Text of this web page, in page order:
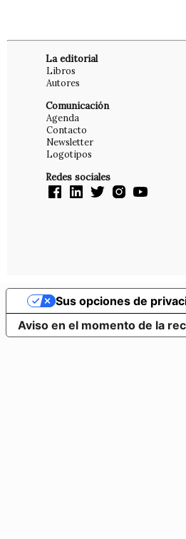
La editorial
Libros
Autores
Comunicación
Agenda
Contacto
Newsletter
Logotipos
Redes sociales
Aviso en el momento de la
Sus opciones de